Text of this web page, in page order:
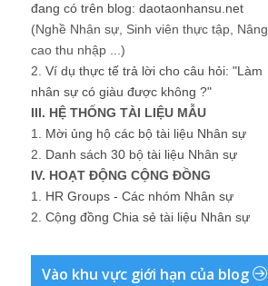
đang có trên blog: daotaonhansu.net
(Nghề Nhân sự, Sinh viên thực tập, Nâng
cao thu nhập ...)
2. Ví dụ thực tế trả lời cho câu hỏi: "Làm
nhân sự có giàu được không ?"
III. HỆ THỐNG TÀI LIỆU MẪU
1. Mời ủng hộ các bộ tài liệu Nhân sự
2. Danh sách 30 bộ tài liệu Nhân sự
IV. HOẠT ĐỘNG CỘNG ĐỒNG
1. HR Groups - Các nhóm Nhân sự
2. Cộng đồng Chia sẻ tài liệu Nhân sự
Vào khu vực giới hạn của blog